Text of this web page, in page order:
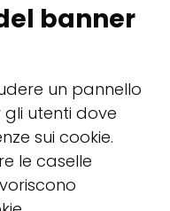
banner
un pannello
utenti dove
sui cookie.
le caselle